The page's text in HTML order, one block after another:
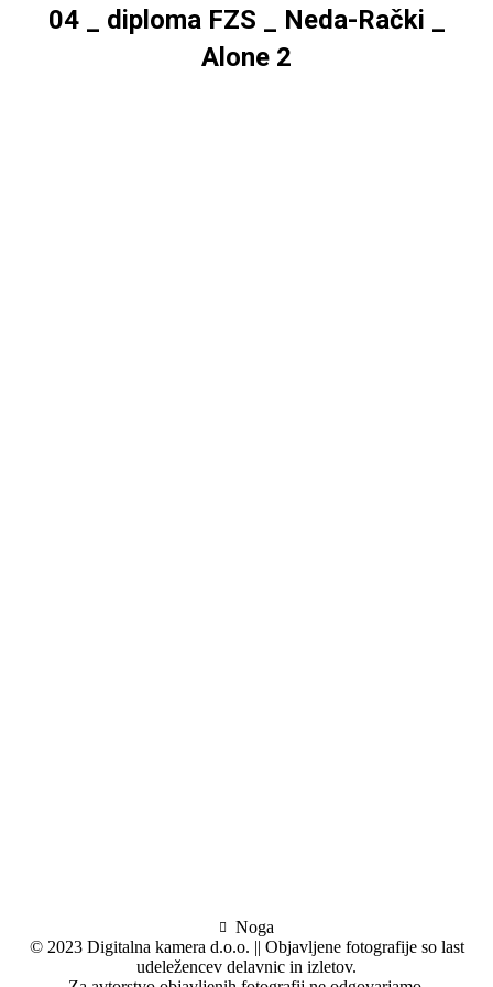
04 _ diploma FZS _ Neda-Rački _
Alone 2
Noga
© 2023 Digitalna kamera d.o.o. || Objavljene fotografije so last
udeležencev delavnic in izletov.